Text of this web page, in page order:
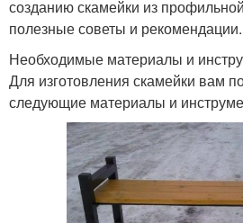
созданию скамейки из
полезные советы и рекомендации.
Необходимые материалы и
Для изготовления скамейки вам
следующие материалы и